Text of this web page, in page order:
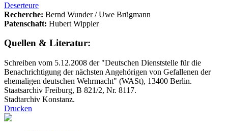
Deserteure
Recherche: Bernd Wunder / Uwe Brügmann
Patenschaft: Hubert Wippler
Quellen & Literatur:
Schreiben vom 5.12.2008 der "Deutschen Dienststelle für die
Benachrichtigung der nächsten Angehörigen von Gefallenen der
ehemaligen deutschen Wehrmacht" (WASt), 13400 Berlin.
Staatsarchiv Freiburg, B 821/2, Nr. 8117.
Stadtarchiv Konstanz.
Drucken